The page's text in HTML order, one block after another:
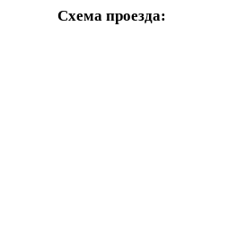
Схема проезда: